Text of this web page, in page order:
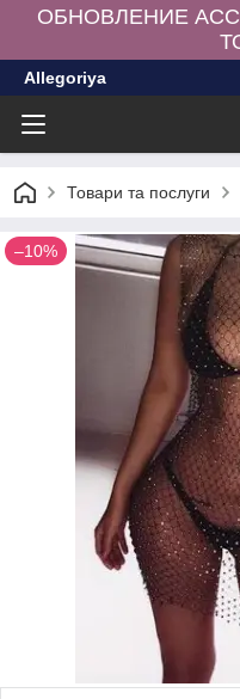
ОБНОВЛЕНИЕ
Allegoriya
Товари та послуги
–10%